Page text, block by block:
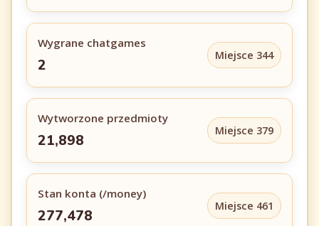
Wygrane chatgames
2
Miejsce 344
Wytworzone przedmioty
21,898
Miejsce 379
Stan konta (/money)
277,478
Miejsce 461